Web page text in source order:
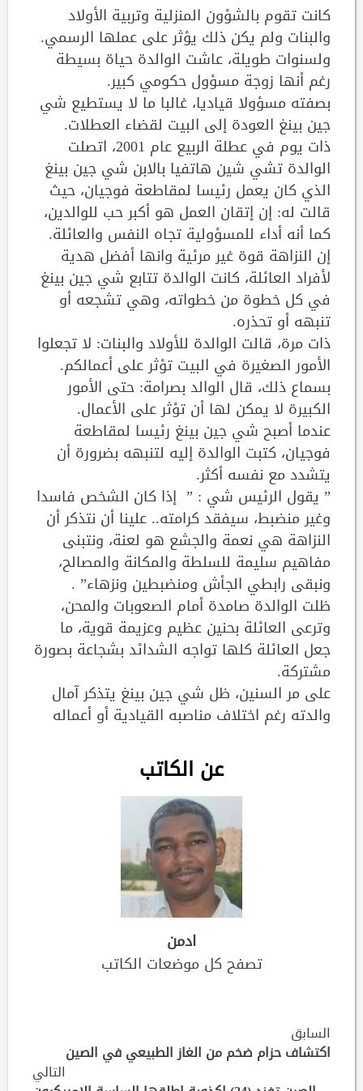
كانت تقوم بالشؤون المنزلية وتربية الأولاد
والبنات ولم يكن ذلك يؤثر على عملها الرسمي.
ولسنوات طويلة، عاشت الوالدة حياة بسيطة
رغم أنها زوجة مسؤول حكومي كبير.
بصفته مسؤولا قياديا، غالبا ما لا يستطيع شي
جين بينغ العودة إلى البيت لقضاء العطلات.
ذات يوم في عطلة الربيع عام 2001، اتصلت
الوالدة تشي شين هاتفيا بالابن شي جين بينغ
الذي كان يعمل رئيسا لمقاطعة فوجيان، حيث
قالت له: إن إتقان العمل هو أكبر حب للوالدين،
كما أنه أداء للمسؤولية تجاه النفس والعائلة.
إن النزاهة قوة غير مرئية وانها أفضل هدية
لأفراد العائلة، كانت الوالدة تتابع شي جين بينغ
في كل خطوة من خطواته، وهي تشجعه أو
تنبهه أو تحذره.
ذات مرة، قالت الوالدة للأولاد والبنات: لا تجعلوا
الأمور الصغيرة في البيت تؤثر على أعمالكم.
بسماع ذلك، قال الوالد بصرامة: حتى الأمور
الكبيرة لا يمكن لها أن تؤثر على الأعمال.
عندما أصبح شي جين بينغ رئيسا لمقاطعة
فوجيان، كتبت الوالدة إليه لتنبهه بضرورة أن
يتشدد مع نفسه أكثر.
” يقول الرئيس شي : ” إذا كان الشخص فاسدا
وغير منضبط، سيفقد كرامته.. علينا أن نتذكر أن
النزاهة هي نعمة والجشع هو لعنة، ونتبنى
مفاهيم سليمة للسلطة والمكانة والمصالح،
ونبقى رابطي الجأش ومنضبطين ونزهاء” .
ظلت الوالدة صامدة أمام الصعوبات والمحن،
وترعى العائلة بحنين عظيم وعزيمة قوية، ما
جعل العائلة كلها تواجه الشدائد بشجاعة بصورة
مشتركة.
على مر السنين، ظل شي جين بينغ يتذكر آمال
والدته رغم اختلاف مناصبه القيادية أو أعماله
عن الكاتب
ادمن
تصفح كل موضعات الكاتب
Continue
Reading
السابق
اكتشاف حزام ضخم من الغاز الطبيعي في الصين
التالي